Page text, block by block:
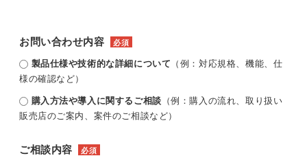
お問い合わせ内容 必須
製品仕様や技術的な詳細について （例：対応規格、機能、仕
様の確認など）
購入方法や導入に関するご相談 （例：購入の流れ、取り扱い
販売店のご案内、案件のご相談など）
ご相談内容 必須